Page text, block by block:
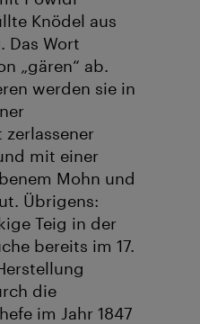
Knödel aus
Das Wort
„gären“ ab.
werden sie in
mit einer
Mohn und
Übrigens:
Teig in der
bereits im 17.
die
im Jahr 1847